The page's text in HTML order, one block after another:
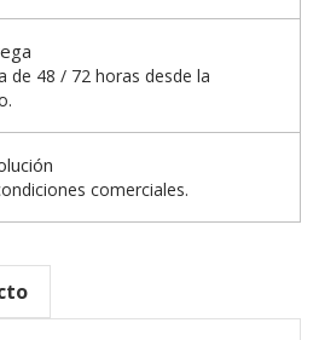
de 48 / 72 horas desde la
comerciales.